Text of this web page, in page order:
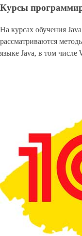
Курсы
На курсах обучения
рассматриваются
языке Java, в том